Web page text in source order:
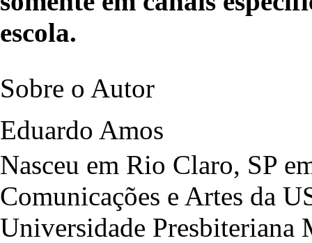
escola.
Sobre o Autor
Eduardo Amos
Nasceu em Rio Claro, SP
Comunicações e Artes da
Universidade Presbiteriana